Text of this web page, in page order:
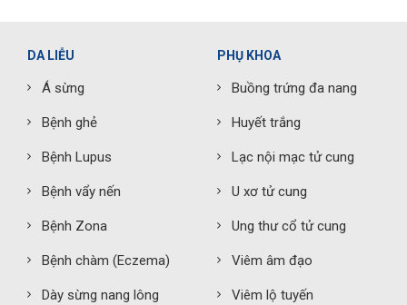
DA LIỄU
Á sừng
Bệnh ghẻ
Bệnh Lupus
Bệnh vẩy nến
Bệnh Zona
Bệnh chàm (Eczema)
Dày sừng nang lông
PHỤ KHOA
Buồng trứng đa nang
Huyết trắng
Lạc nội mạc tử cung
U xơ tử cung
Ung thư cổ tử cung
Viêm âm đạo
Viêm lộ tuyến